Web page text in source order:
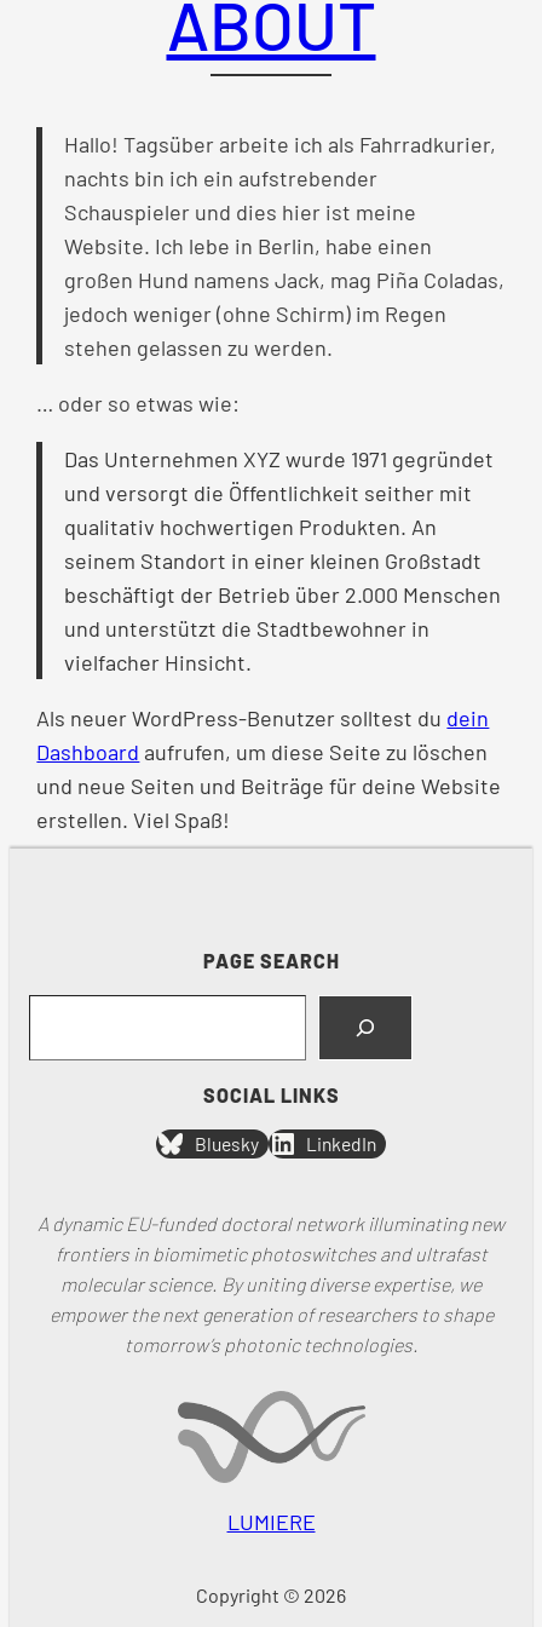
ABOUT
Hallo! Tagsüber arbeite ich als Fahrradkurier,
nachts bin ich ein aufstrebender
Schauspieler und dies hier ist meine
Website. Ich lebe in Berlin, habe einen
großen Hund namens Jack, mag Piña Coladas,
jedoch weniger (ohne Schirm) im Regen
stehen gelassen zu werden.
… oder so etwas wie:
Das Unternehmen XYZ wurde 1971 gegründet
und versorgt die Öffentlichkeit seither mit
qualitativ hochwertigen Produkten. An
seinem Standort in einer kleinen Großstadt
beschäftigt der Betrieb über 2.000 Menschen
und unterstützt die Stadtbewohner in
vielfacher Hinsicht.
Als neuer WordPress-Benutzer solltest du dein
Dashboard aufrufen, um diese Seite zu löschen
und neue Seiten und Beiträge für deine Website
erstellen. Viel Spaß!
PAGE SEARCH
SOCIAL LINKS
Bluesky LinkedIn
A dynamic EU-funded doctoral network illuminating new
frontiers in biomimetic photoswitches and ultrafast
molecular science. By uniting diverse expertise, we
empower the next generation of researchers to shape
tomorrow’s photonic technologies.
LUMIERE
Copyright © 2026